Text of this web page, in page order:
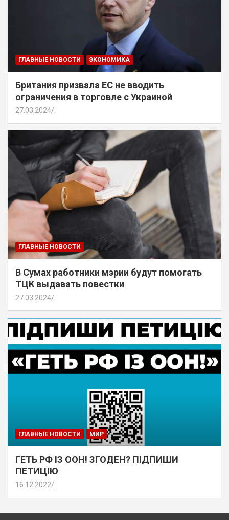
ГЛАВНЫЕ НОВОСТИ ЭКОНОМИКА
Британия призвала ЕС не вводить
ограничения в торговле с Украиной
27.03.2024
ГЛАВНЫЕ НОВОСТИ
В Сумах работники мэрии будут помогать
ТЦК выдавать повестки
27.03.2024
ГЛАВНЫЕ НОВОСТИ МИР
ГЕТЬ РФ ІЗ ООН! ЗГОДЕН? ПІДПИШИ
ПЕТИЦІЮ
16.12.2022